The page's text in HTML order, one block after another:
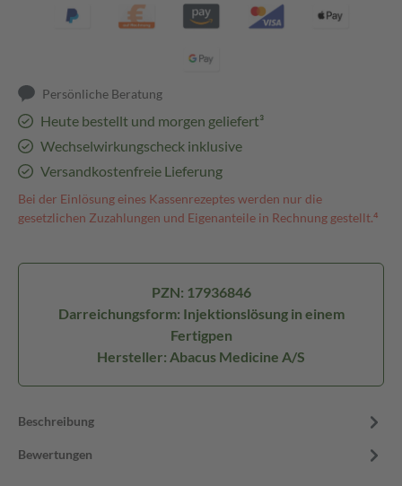
Persönliche Beratung
Heute bestellt und morgen geliefert³
Wechselwirkungscheck inklusive
Versandkostenfreie Lieferung
Bei der Einlösung eines Kassenrezeptes werden nur die
gesetzlichen Zuzahlungen und Eigenanteile in Rechnung gestellt.⁴
PZN: 17936846
Darreichungsform: Injektionslösung in einem
Fertigpen
Hersteller: Abacus Medicine A/S
Beschreibung
Bewertungen